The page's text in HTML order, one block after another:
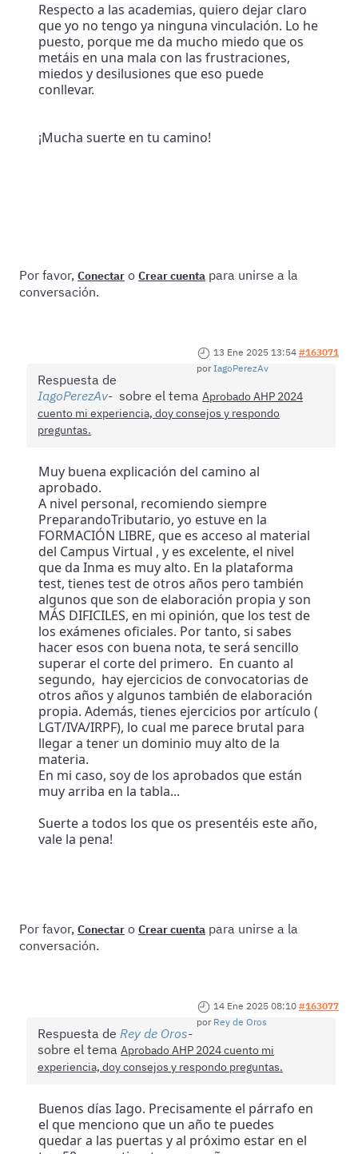
Respecto a las academias, quiero dejar claro
que yo no tengo ya ninguna vinculación. Lo he
puesto, porque me da mucho miedo que os
metáis en una mala con las frustraciones,
miedos y desilusiones que eso puede
conllevar.
¡Mucha suerte en tu camino!
Por favor, Conectar o Crear cuenta para unirse a la
conversación.
13 Ene 2025 13:54 #163071
porIagoPerezAv
Respuesta de
IagoPerezAv
sobre el tema Aprobado AHP 2024
cuento mi experiencia, doy consejos y respondo
preguntas.
Muy buena explicación del camino al
aprobado.
A nivel personal, recomiendo siempre
PreparandoTributario, yo estuve en la
FORMACIÓN LIBRE, que es acceso al material
del Campus Virtual , y es excelente, el nivel
que da Inma es muy alto. En la plataforma
test, tienes test de otros años pero también
algunos que son de elaboración propia y son
MÁS DIFICILES, en mi opinión, que los test de
los exámenes oficiales. Por tanto, si sabes
hacer esos con buena nota, te será sencillo
superar el corte del primero. En cuanto al
segundo, hay ejercicios de convocatorias de
otros años y algunos también de elaboración
propia. Además, tienes ejercicios por artículo (
LGT/IVA/IRPF), lo cual me parece brutal para
llegar a tener un dominio muy alto de la
materia.
En mi caso, soy de los aprobados que están
muy arriba en la tabla...
Suerte a todos los que os presentéis este año,
vale la pena!
Por favor, Conectar o Crear cuenta para unirse a la
conversación.
14 Ene 2025 08:10 #163077
por Rey de Oros
Respuesta de Rey de Oros
sobre el tema Aprobado AHP 2024 cuento mi
experiencia, doy consejos y respondo preguntas.
Buenos días Iago. Precisamente el párrafo en
el que menciono que un año te puedes
quedar a las puertas y al próximo estar en el